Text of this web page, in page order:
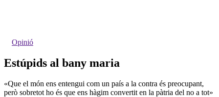
Opinió
Estúpids al bany maria
«Que el món ens entengui com un país a la contra és preocupant,
però sobretot ho és que ens hàgim convertit en la pàtria del no a tot»